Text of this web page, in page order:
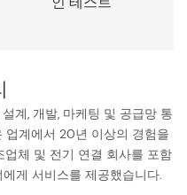
계, 개발, 마케팅 및 공급망 통
업계에서 20년 이상의 경험을
체 및 전기 연결 회사를 포함
게 서비스를 제공했습니다.